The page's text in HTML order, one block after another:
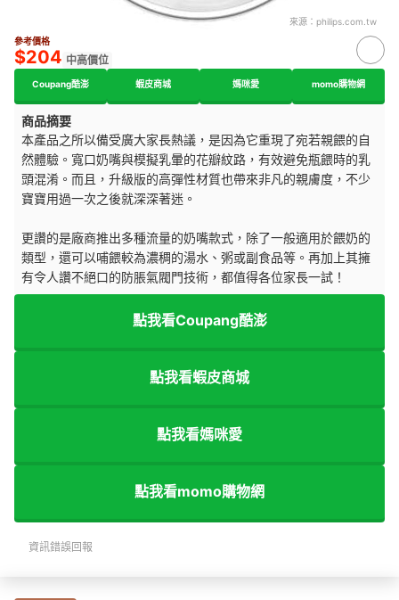
來源： philips.com.tw
參考價格
$204 中高價位
Coupang酷澎 蝦皮商城 媽咪愛 momo購物網
商品摘要
本產品之所以備受廣大家長熱議，是因為它重現了宛若親餵的自
然體驗。寬口奶嘴與模擬乳暈的花瓣紋路，有效避免瓶餵時的乳
頭混淆。而且，升級版的高彈性材質也帶來非凡的親膚度，不少
寶寶用過一次之後就深深著迷。
更讚的是廠商推出多種流量的奶嘴款式，除了一般適用於餵奶的
類型，還可以哺餵較為濃稠的湯水、粥或副食品等。再加上其擁
有令人讚不絕口的防脹氣閥門技術，都值得各位家長一試！
點我看Coupang酷澎
點我看蝦皮商城
點我看媽咪愛
點我看momo購物網
資訊錯誤回報